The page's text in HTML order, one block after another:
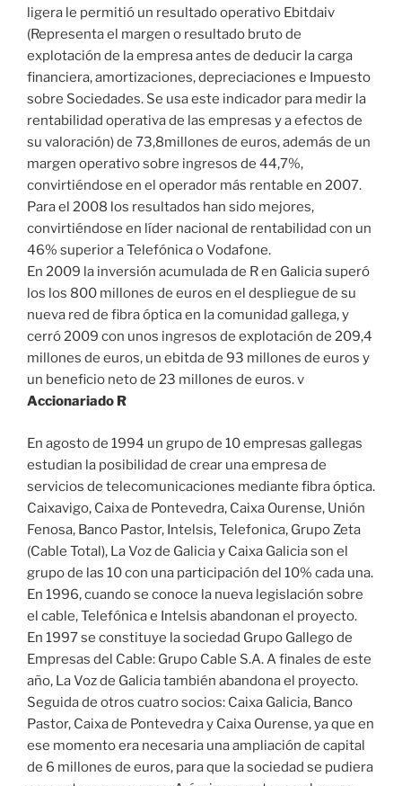
ligera le permitió un resultado operativo Ebitdaiv
(Representa el margen o resultado bruto de
explotación de la empresa antes de deducir la carga
financiera, amortizaciones, depreciaciones e Impuesto
sobre Sociedades. Se usa este indicador para medir la
rentabilidad operativa de las empresas y a efectos de
su valoración) de 73,8millones de euros, además de un
margen operativo sobre ingresos de 44,7%,
convirtiéndose en el operador más rentable en 2007.
Para el 2008 los resultados han sido mejores,
convirtiéndose en líder nacional de rentabilidad con un
46% superior a Telefónica o Vodafone.
En 2009 la inversión acumulada de R en Galicia superó
los los 800 millones de euros en el despliegue de su
nueva red de fibra óptica en la comunidad gallega, y
cerró 2009 con unos ingresos de explotación de 209,4
millones de euros, un ebitda de 93 millones de euros y
un beneficio neto de 23 millones de euros. v
Accionariado R
En agosto de 1994 un grupo de 10 empresas gallegas
estudian la posibilidad de crear una empresa de
servicios de telecomunicaciones mediante fibra óptica.
Caixavigo, Caixa de Pontevedra, Caixa Ourense, Unión
Fenosa, Banco Pastor, Intelsis, Telefonica, Grupo Zeta
(Cable Total), La Voz de Galicia y Caixa Galicia son el
grupo de las 10 con una participación del 10% cada una.
En 1996, cuando se conoce la nueva legislación sobre
el cable, Telefónica e Intelsis abandonan el proyecto.
En 1997 se constituye la sociedad Grupo Gallego de
Empresas del Cable: Grupo Cable S.A. A finales de este
año, La Voz de Galicia también abandona el proyecto.
Seguida de otros cuatro socios: Caixa Galicia, Banco
Pastor, Caixa de Pontevedra y Caixa Ourense, ya que en
ese momento era necesaria una ampliación de capital
de 6 millones de euros, para que la sociedad se pudiera